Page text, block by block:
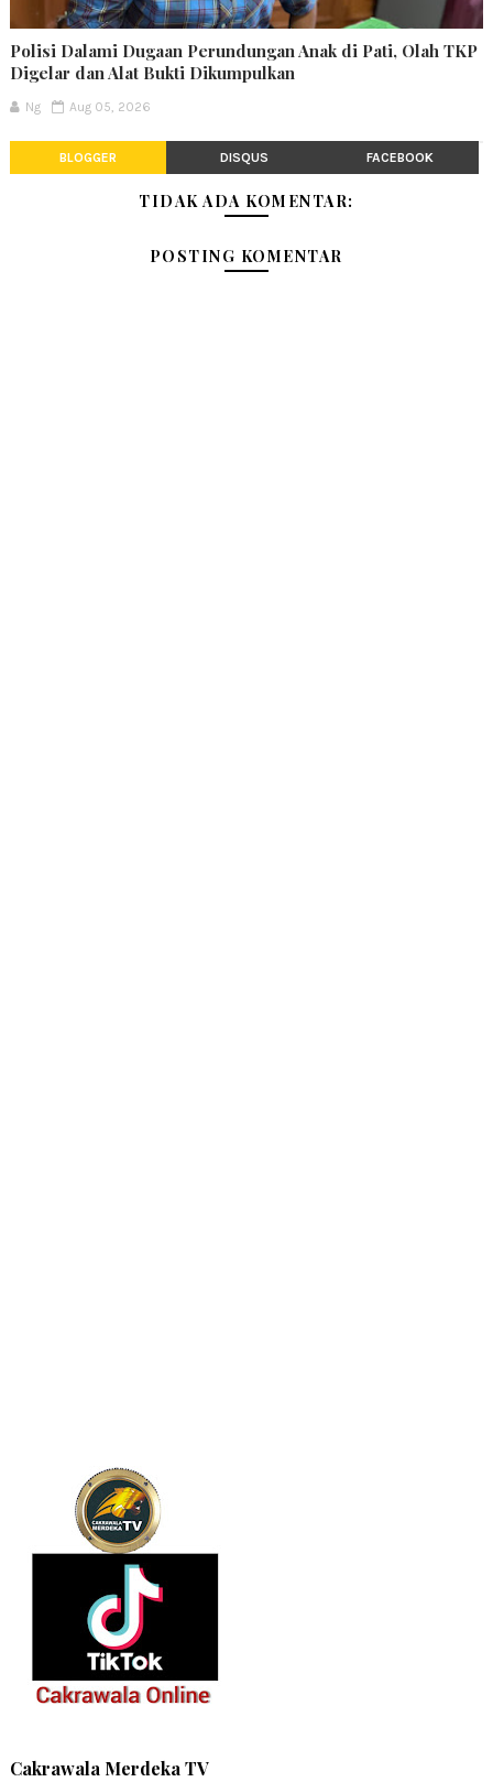
Polisi Dalami Dugaan Perundungan Anak di Pati, Olah TKP
Digelar dan Alat Bukti Dikumpulkan
Ng Aug 05, 2026
BLOGGER DISQUS FACEBOOK
TIDAK ADA KOMENTAR:
POSTING KOMENTAR
Cakrawala Merdeka TV